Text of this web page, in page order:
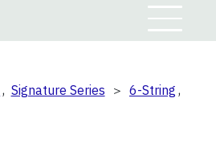
, Signature Series ＞ 6-String ,